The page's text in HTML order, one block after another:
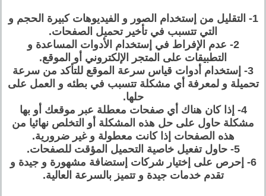
1- التقليل من إستخدام الصور و الفيديوهات كبيرة الحجم و
التي تتسبب في تأخير تحميل الصفحات.
2- عدم الإفراط في إستخدام الأدوات المساعدة و
التطبيقات على المتجر الإلكتروني أو الموقع.
3- إستخدام أدوات قياس سرعة الموقع للتأكد من سرعة
تحميلة و لمعرفة أي مشكلة تتسبب في بطئه و العمل على
حلها.
4- إذا كان هناك أي صفحات معطلة عبر موقعك أو بها
مشكلة حاول على حل هذه المشكلة أو التخلص نهائيا من
هذه الصفحات إذا كانت معطولة و غير ضرورية.
5- حاول تفعيل خاصية التحميل المؤقت للصفحات.
6- إحرص على إختيار شركات إستضافة مشهورة و جيدة و
تقدم خدمات جيدة و تتميز بالسرعة العالية.